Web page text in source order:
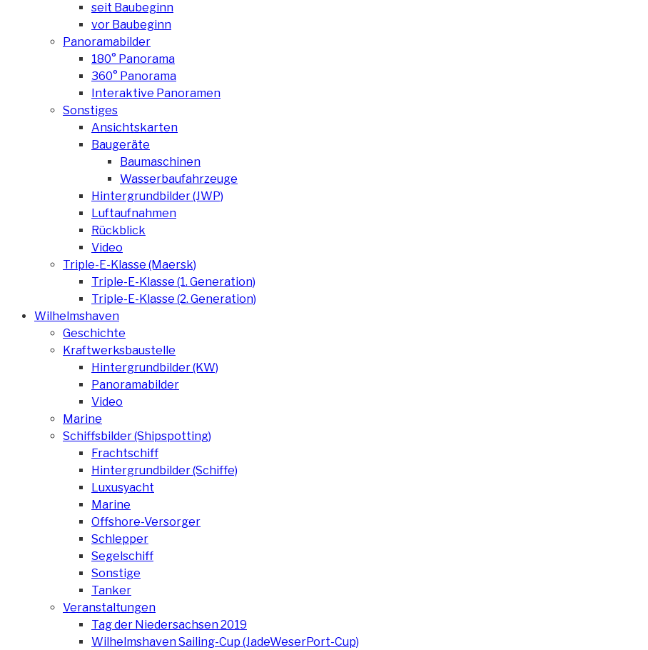
seit Baubeginn
vor Baubeginn
Panoramabilder
180° Panorama
360° Panorama
Interaktive Panoramen
Sonstiges
Ansichtskarten
Baugeräte
Baumaschinen
Wasserbaufahrzeuge
Hintergrundbilder (JWP)
Luftaufnahmen
Rückblick
Video
Triple-E-Klasse (Maersk)
Triple-E-Klasse (1. Generation)
Triple-E-Klasse (2. Generation)
Wilhelmshaven
Geschichte
Kraftwerksbaustelle
Hintergrundbilder (KW)
Panoramabilder
Video
Marine
Schiffsbilder (Shipspotting)
Frachtschiff
Hintergrundbilder (Schiffe)
Luxusyacht
Marine
Offshore-Versorger
Schlepper
Segelschiff
Sonstige
Tanker
Veranstaltungen
Tag der Niedersachsen 2019
Wilhelmshaven Sailing-Cup (JadeWeserPort-Cup)